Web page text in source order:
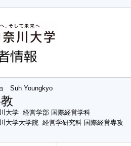
Suh Youngkyo
大学 経営学部 国際経営学科
大学大学院 経営学研究科 国際経営専攻